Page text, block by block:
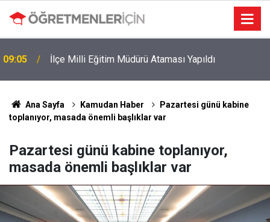
19:00
MEB e-Kayıt Sonuçları e-Devlet'te: İşte Sorgulama
Ekranı ve Nakil Detayları
Ana Sayfa Kamudan Haber
Pazartesi günü kabine
toplanıyor, masada önemli başlıklar var
Pazartesi günü kabine toplanıyor,
masada önemli başlıklar var